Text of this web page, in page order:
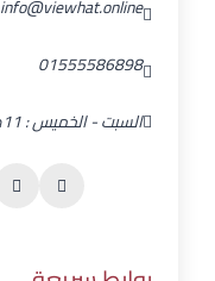
info@viewhat.online
01555586898
السبت - الخميس : 11ص - 6م